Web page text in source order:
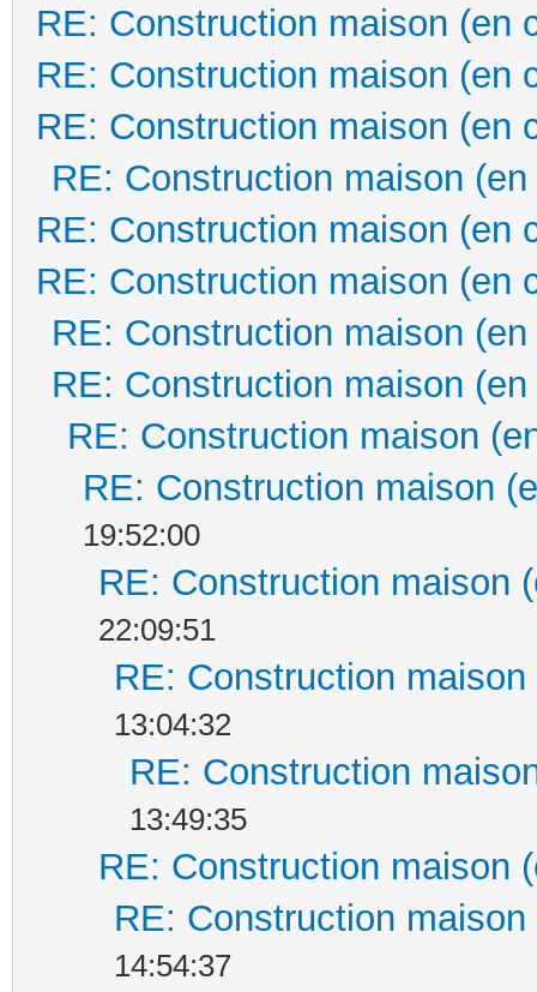
RE: Construction maison (en
RE: Construction maison (en
RE: Construction maison (en
RE: Construction maison
RE: Construction maison (en
RE: Construction maison (en
RE: Construction maison
RE: Construction maison
RE: Construction maison
RE: Construction maison
19:52:00
RE: Construction maison
22:09:51
RE: Construction
13:04:32
RE: Construction
13:49:35
RE: Construction maison
RE: Construction
14:54:37